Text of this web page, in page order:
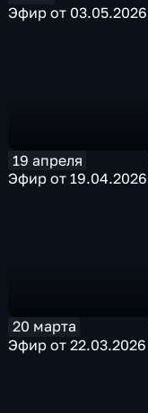
Эфир от 03.05.2026
19 апреля
Эфир от 19.04.2026
20 марта
Эфир от 22.03.2026